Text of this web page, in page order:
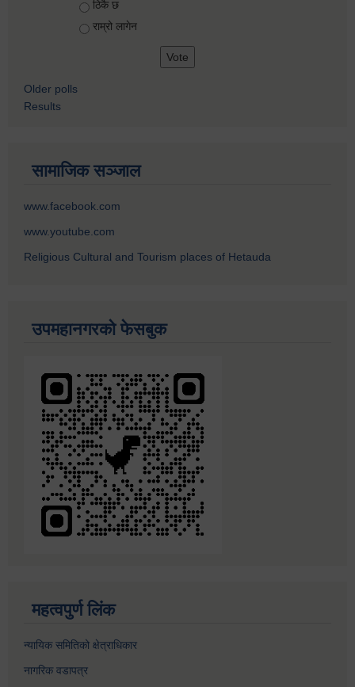
ठिकै छ
राम्रो लागेन
Older polls
Results
सामाजिक सञ्जाल
www.facebook.com
www.youtube.com
Religious Cultural and Tourism places of Hetauda
उपमहानगरको फेसबुक
महत्वपुर्ण लिंक
न्यायिक समितिको क्षेत्राधिकार
नागरिक वडापत्र